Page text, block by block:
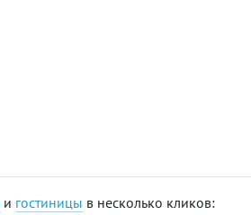
и гостиницы в несколько кликов: